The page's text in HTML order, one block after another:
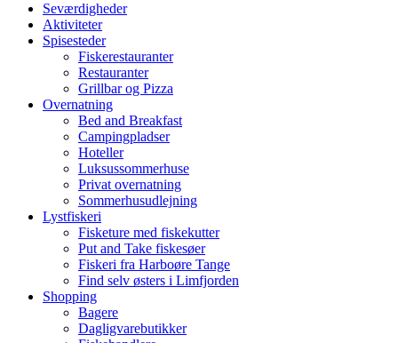
Seværdigheder
Aktiviteter
Spisesteder
Fiskerestauranter
Restauranter
Grillbar og Pizza
Overnatning
Bed and Breakfast
Campingpladser
Hoteller
Luksussommerhuse
Privat overnatning
Sommerhusudlejning
Lystfiskeri
Fisketure med fiskekutter
Put and Take fiskesøer
Fiskeri fra Harboøre Tange
Find selv østers i Limfjorden
Shopping
Bagere
Dagligvarebutikker